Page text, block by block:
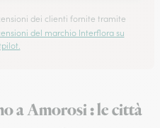
dei clienti fornite tramite
del marchio Interflora su
a Amorosi : le città